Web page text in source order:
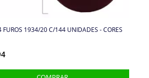
FUROS 1934/20 C/144 UNIDADES - CORES